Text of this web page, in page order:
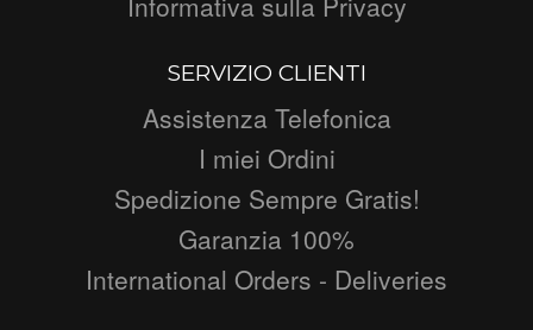
SERVIZIO CLIENTI
Assistenza Telefonica
I miei Ordini
Spedizione Sempre Gratis!
Garanzia 100%
International Orders - Deliveries